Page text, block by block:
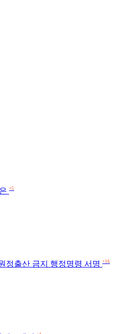
+5
정출산 금지 행정명령 서명 +16